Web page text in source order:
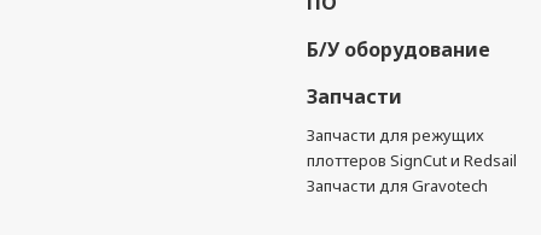
Б/У оборудование
Запчасти
Запчасти для режущих
плоттеров SignCut и Redsail
Запчасти для Gravotech